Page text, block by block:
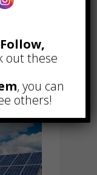
Follow,
out these
, you can
others!